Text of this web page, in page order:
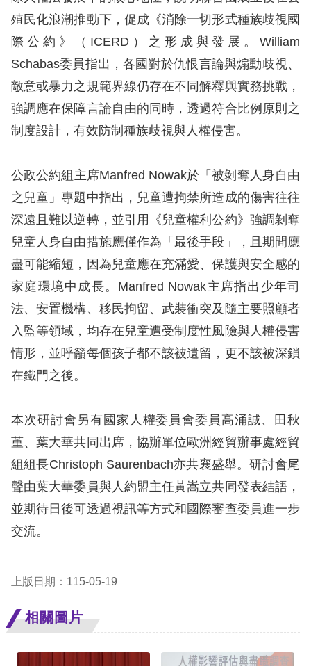
安
全
政
策
隱
權
保
護
政
策
政
府
網
站
資
開
放
宣
告
無
頁
宣
言
殖民化浪潮推動下，促成《消除一切形式種族歧視國
際公約》（ICERD）之形成與發展。William
Schabas委員指出，各國對於仇恨言論與煽動歧視、
敵意或暴力之規範界線仍存在不同解釋與實務挑戰，
強調應在保障言論自由的同時，透過符合比例原則之
制度設計，有效防制種族歧視與人權侵害。
公政公約組主席Manfred Nowak於「被剝奪人身自由
之兒童」專題中指出，兒童遭拘禁所造成的傷害往往
深遠且難以逆轉，並引用《兒童權利公約》強調剝奪
兒童人身自由措施應僅作為「最後手段」，且期間應
盡可能縮短，因為兒童應在充滿愛、保護與安全感的
家庭環境中成長。Manfred Nowak主席指出少年司
法、安置機構、移民拘留、武裝衝突及隨主要照顧者
入監等領域，均存在兒童遭受制度性風險與人權侵害
情形，並呼籲每個孩子都不該被遺留，更不該被深鎖
在鐵門之後。
本次研討會另有國家人權委員會委員高涌誠、田秋
堇、葉大華共同出席，協辦單位歐洲經貿辦事處經貿
組組長Christoph Saurenbach亦共襄盛舉。研討會尾
聲由葉大華委員與人約盟主任黃嵩立共同發表結語，
並期待日後可透過視訊等方式和國際審查委員進一步
交流。
上版日期：115-05-19
相關圖片